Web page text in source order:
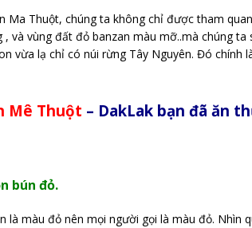
Ma Thuột, chúng ta không chỉ được tham
, và vùng đất đỏ banzan màu mỡ..mà chúng
vừa lạ chỉ có núi rừng Tây Nguyên. Đó chính
Mê Thuột – DakLak bạn đã ăn
bún đỏ.
là màu đỏ nên mọi người gọi là màu đỏ. Nhìn